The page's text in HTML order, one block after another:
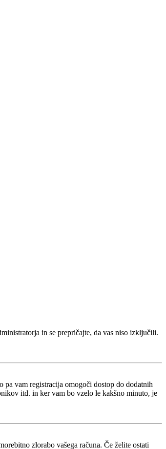
in se prepričajte, da vas niso izključili.
vam registracija omogoči dostop do dodatnih
itd. in ker vam bo vzelo le kakšno minuto, je
zlorabo vašega računa. Če želite ostati